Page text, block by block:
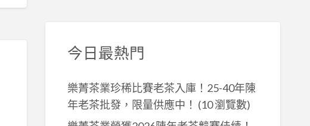
今日最熱門
樂菁茶業珍稀比賽老茶入庫！25-40年陳
年老茶批發，限量供應中！ (10 瀏覽數)